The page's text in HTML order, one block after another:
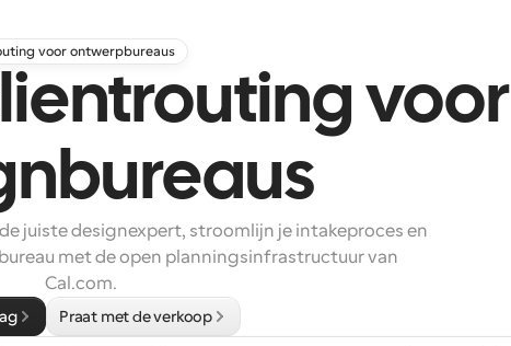
voor ontwerpbureaus
voor
juiste designexpert, stroomlijn je intakeproces en
met de open planningsinfrastructuur van
Cal.com.
Praat met de verkoop